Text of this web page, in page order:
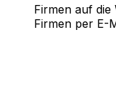
Firmen auf die
Firmen per E-